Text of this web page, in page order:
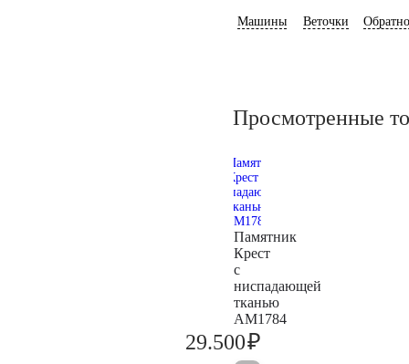
Машины Веточки
Просмотренные
Памятник
Крест
с
ниспадающей
тканью
AM1784
29.500₽